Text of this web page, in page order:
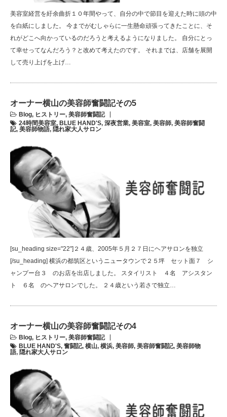
美容室経営を紆余曲折１０年間やって、自分の中で節目を迎えた時に頭の中
を白紙にしました。 今までがむしゃらに一生懸命頑張ってきたことに、そ
れがどこへ向かっているのだろうと考えるようになりました。 自分にとっ
て幸せってなんだろう？と改めて考えたのです。 それまでは、店舗を展開
して売り上げを上げ…
オーナー横山の美容師奮闘記その5
Blog, ヒストリー, 美容師奮闘記
24時間美容室, BLUE HAND'S, 深夜営業, 美容室, 美容師, 美容師奮闘
記, 美容師物語, 隠れ家大人サロン
[su_heading size="22"]２４歳、2005年５月２７日にヘアサロンを独立
[/su_heading] 横浜の都筑区というニュータウンで２５坪 セット面７ シ
ャンプー台３ のお店を出店しました。 スタイリスト ４名 アシスタン
ト ６名 のヘアサロンでした。 ２４歳という若さで独立…
オーナー横山の美容師奮闘記その4
Blog, ヒストリー, 美容師奮闘記
BLUE HAND'S, 奮闘記, 横山, 横浜, 美容師, 美容師奮闘記, 美容師物
語, 隠れ家大人サロン